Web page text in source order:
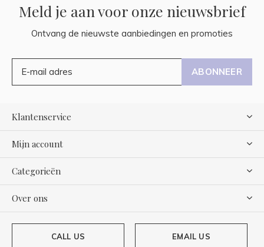
Meld je aan voor onze nieuwsbrief
Ontvang de nieuwste aanbiedingen en promoties
ABONNEER
Klantenservice
Mijn account
Categorieën
Over ons
CALL US EMAIL US